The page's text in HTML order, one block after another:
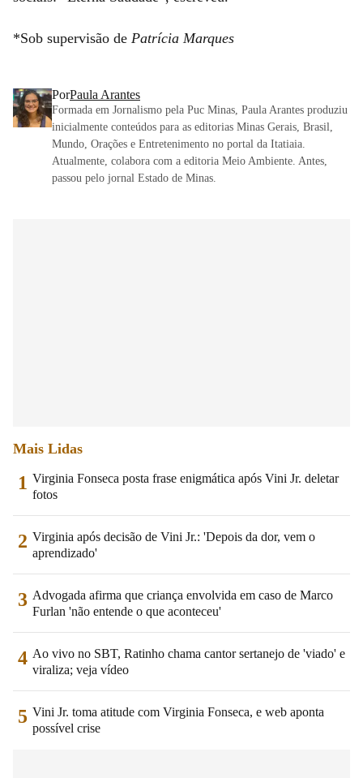
*Sob supervisão de Patrícia Marques
PorPaula Arantes
Formada em Jornalismo pela Puc Minas, Paula Arantes produziu
inicialmente conteúdos para as editorias Minas Gerais, Brasil,
Mundo, Orações e Entretenimento no portal da Itatiaia.
Atualmente, colabora com a editoria Meio Ambiente. Antes,
passou pelo jornal Estado de Minas.
Mais Lidas
1 Virginia Fonseca posta frase enigmática após Vini Jr. deletar
fotos
2 Virginia após decisão de Vini Jr.: 'Depois da dor, vem o
aprendizado'
3 Advogada afirma que criança envolvida em caso de Marco
Furlan 'não entende o que aconteceu'
4 Ao vivo no SBT, Ratinho chama cantor sertanejo de 'viado' e
viraliza; veja vídeo
5 Vini Jr. toma atitude com Virginia Fonseca, e web aponta
possível crise